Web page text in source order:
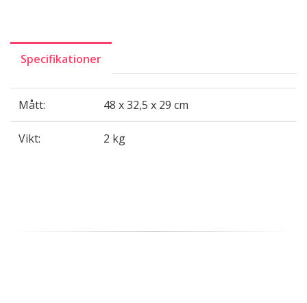
Specifikationer
Mått: 48 x 32,5 x 29 cm
Vikt: 2 kg